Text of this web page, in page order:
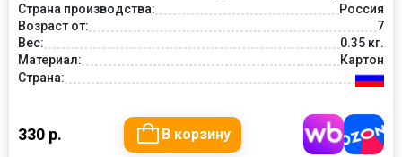
Страна производства:
Россия
Возраст от:
7
Вес:
0.35 кг.
Материал:
Картон
Страна:
330 р. В корзину